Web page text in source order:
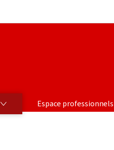
Espace professionnels